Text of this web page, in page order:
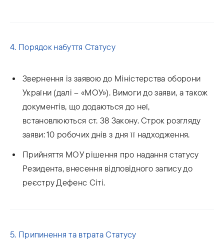
4. Порядок набуття Статусу
Звернення із заявою до Міністерства оборони
України (далі – «МОУ»). Вимоги до заяви, а також
документів, що додаються до неї,
встановлюються ст. 38 Закону. Строк розгляду
заяви: 10 робочих днів з дня її надходження.
Прийняття МОУ рішення про надання статусу
Резидента, внесення відповідного запису до
реєстру Дефенс Сіті.
5. Припинення та втрата Статусу